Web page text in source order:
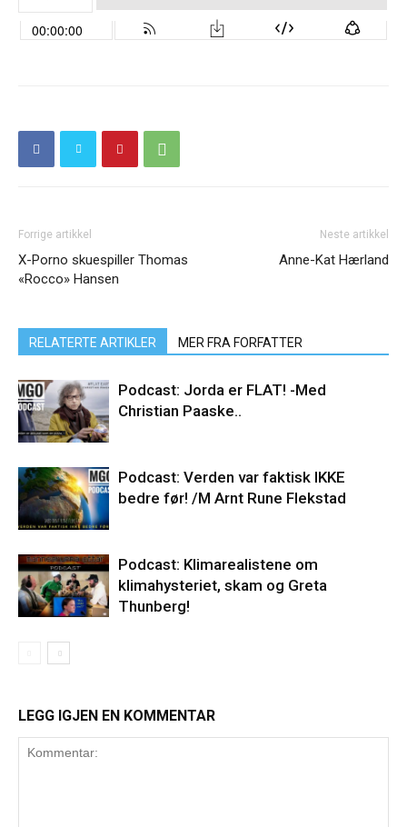
Forrige artikkel
X-Porno skuespiller Thomas
«Rocco» Hansen
Neste artikkel
Anne-Kat Hærland
RELATERTE ARTIKLER MER FRA FORFATTER
Podcast: Jorda er FLAT! -Med
Christian Paaske..
Podcast: Verden var faktisk IKKE
bedre før! /M Arnt Rune Flekstad
Podcast: Klimarealistene om
klimahysteriet, skam og Greta
Thunberg!
LEGG IGJEN EN KOMMENTAR